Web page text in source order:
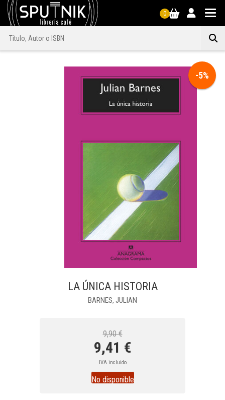
0
-5%
LA ÚNICA HISTORIA
BARNES, JULIAN
9,90 €
9,41 €
IVA incluido
No disponible